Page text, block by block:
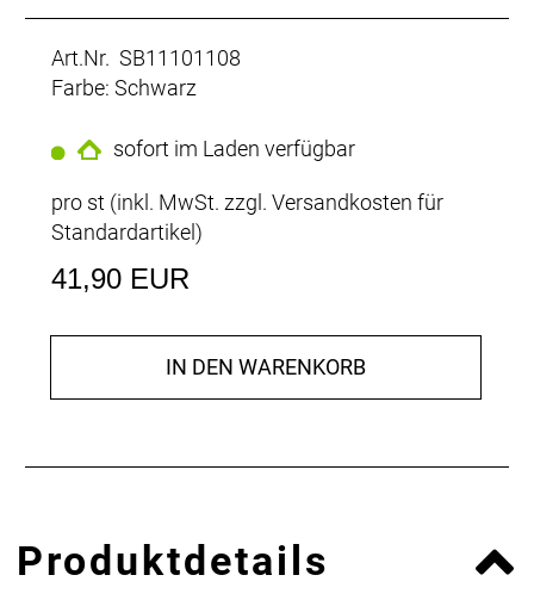
Art.Nr. SB11101108
Farbe: Schwarz
sofort im Laden verfügbar
pro st (inkl. MwSt. zzgl. Versandkosten für
Standardartikel)
41,90 EUR
IN DEN WARENKORB
Produktdetails